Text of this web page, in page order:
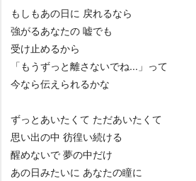
もしもあの日に 戻れるなら
強がるあなたの 嘘でも
受け止めるから
「もうずっと離さないでね...」って
今なら伝えられるかな
ずっとあいたくて ただあいたくて
思い出の中 彷徨い続ける
醒めないで 夢の中だけ
あの日みたいに あなたの瞳に